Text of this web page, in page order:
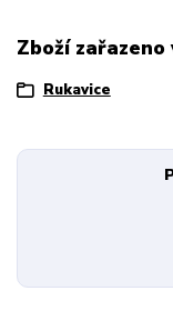
Zboží
Rukavice